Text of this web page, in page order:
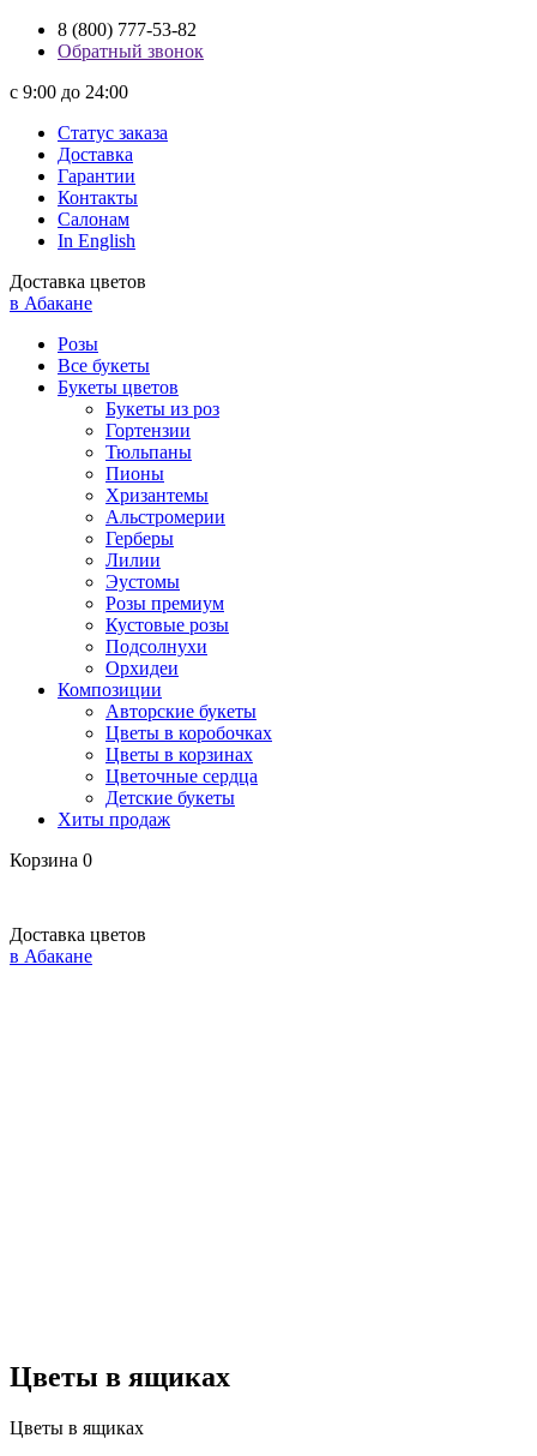
8 (800) 777-53-82
Обратный звонок
с 9:00 до 24:00
Статус заказа
Доставка
Гарантии
Контакты
Салонам
In English
Доставка цветов
в Абакане
Розы
Все букеты
Букеты цветов
Букеты из роз
Гортензии
Тюльпаны
Пионы
Хризантемы
Альстромерии
Герберы
Лилии
Эустомы
Розы премиум
Кустовые розы
Подсолнухи
Орхидеи
Композиции
Авторские букеты
Цветы в коробочках
Цветы в корзинах
Цветочные сердца
Детские букеты
Хиты продаж
Корзина 0
Доставка цветов
в Абакане
Цветы в ящиках
Цветы в ящиках